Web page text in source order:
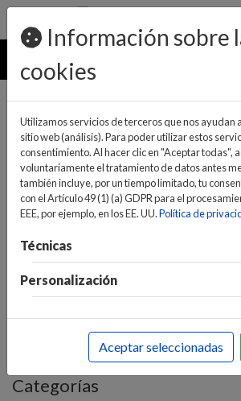
924 047 836
MENU
INICIO>GRANDES
CALENTADORES
TERMOS
Categorías
Información sobre
cookies
Utilizamos servicios de terceros que nos ayudan
sitio web (análisis). Para poder utilizar estos
consentimiento. Al hacer clic en "Aceptar todas",
voluntariamente el tratamiento de datos antes
también incluye, por un tiempo limitado, tu
con el Artículo 49 (1) (a) GDPR para el
EEE, por ejemplo, en los EE. UU.Política de
Técnicas
Personalización
Aceptar seleccionadas